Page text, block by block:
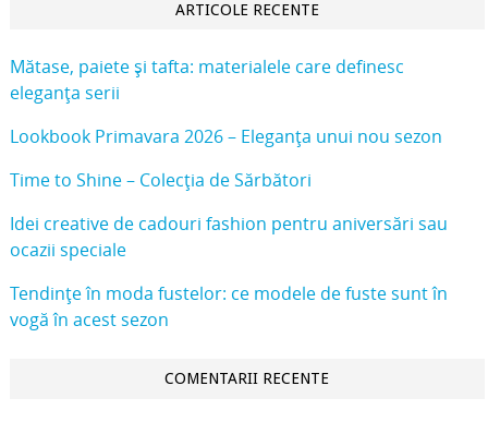
ARTICOLE RECENTE
Mătase, paiete și tafta: materialele care definesc
eleganța serii
Lookbook Primavara 2026 – Eleganța unui nou sezon
Time to Shine – Colecția de Sărbători
Idei creative de cadouri fashion pentru aniversări sau
ocazii speciale
Tendințe în moda fustelor: ce modele de fuste sunt în
vogă în acest sezon
COMENTARII RECENTE